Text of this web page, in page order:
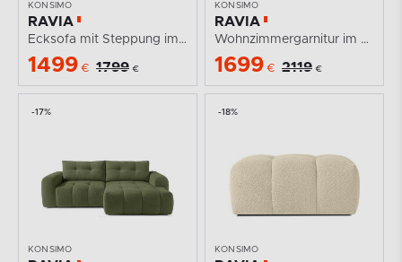
KONSIMO
RAVIA
Ecksofa mit Steppung im Japandi-Boucle-Stil rechts...
1499 € 1799 €
KONSIMO
RAVIA
Wohnzimmergarnitur im Japandi-Stil Boucle grau
1699 € 2119 €
-17%
KONSIMO
-18%
KONSIMO